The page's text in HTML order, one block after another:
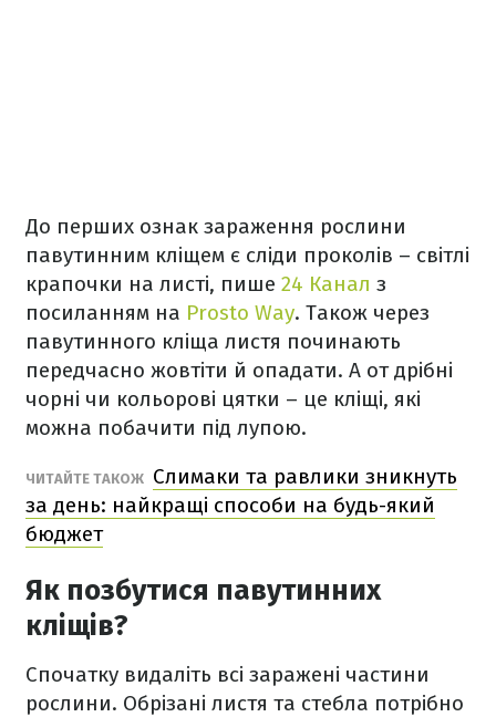
До перших ознак зараження рослини
павутинним кліщем є сліди проколів – світлі
крапочки на листі, пише 24 Канал з
посиланням на Prosto Way. Також через
павутинного кліща листя починають
передчасно жовтіти й опадати. А от дрібні
чорні чи кольорові цятки – це кліщі, які
можна побачити під лупою.
ЧИТАЙТЕ ТАКОЖ Слимаки та равлики зникнуть
за день: найкращі способи на будь-який
бюджет
Як позбутися павутинних
кліщів?
Спочатку видаліть всі заражені частини
рослини. Обрізані листя та стебла потрібно